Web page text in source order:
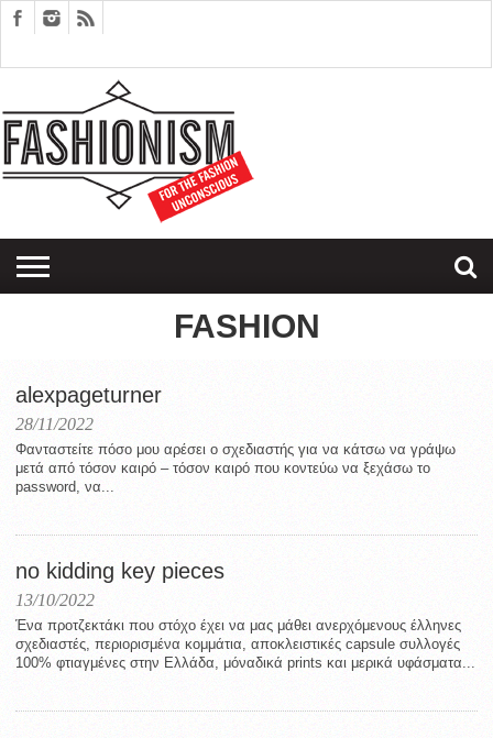
EDITORIALS
COUPLES
THERAPY
SARTORIAGRAM
FASHION
alexpageturner
28/11/2022
Φανταστείτε πόσο μου αρέσει ο σχεδιαστής για να κάτσω να γράψω
μετά από τόσον καιρό – τόσον καιρό που κοντεύω να ξεχάσω το
password, να...
no kidding key pieces
13/10/2022
Ένα προτζεκτάκι που στόχο έχει να μας μάθει ανερχόμενους έλληνες
σχεδιαστές, περιορισμένα κομμάτια, αποκλειστικές capsule συλλογές
100% φτιαγμένες στην Ελλάδα, μόναδικά prints και μερικά υφάσματα...